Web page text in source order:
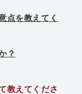
点を教えてく
？
教えてくださ